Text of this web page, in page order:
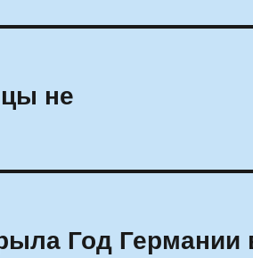
не
Год Германии